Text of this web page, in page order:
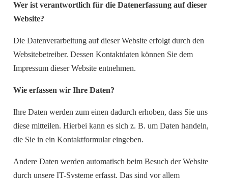
Wer ist verantwortlich für die Datenerfassung auf dieser
Website?
Die Datenverarbeitung auf dieser Website erfolgt durch den
Websitebetreiber. Dessen Kontaktdaten können Sie dem
Impressum dieser Website entnehmen.
Wie erfassen wir Ihre Daten?
Ihre Daten werden zum einen dadurch erhoben, dass Sie uns
diese mitteilen. Hierbei kann es sich z. B. um Daten handeln,
die Sie in ein Kontaktformular eingeben.
Andere Daten werden automatisch beim Besuch der Website
durch unsere IT-Systeme erfasst. Das sind vor allem